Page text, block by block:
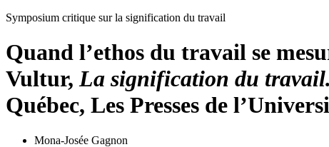
Symposium critique sur la signification du travail
Quand l’ethos du travail se
Vultur, La signification du
Québec, Les Presses de
Mona-Josée Gagnon